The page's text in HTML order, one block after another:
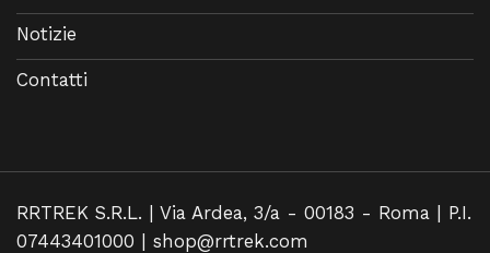
Notizie
Contatti
RRTREK S.R.L. | Via Ardea, 3/a - 00183 - Roma | P.I.
07443401000 | shop@rrtrek.com